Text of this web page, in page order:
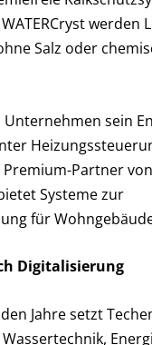
werden
Salz oder
sein
Premium-Partner
Systeme zur
für
Digitalisierung
Jahre setzt